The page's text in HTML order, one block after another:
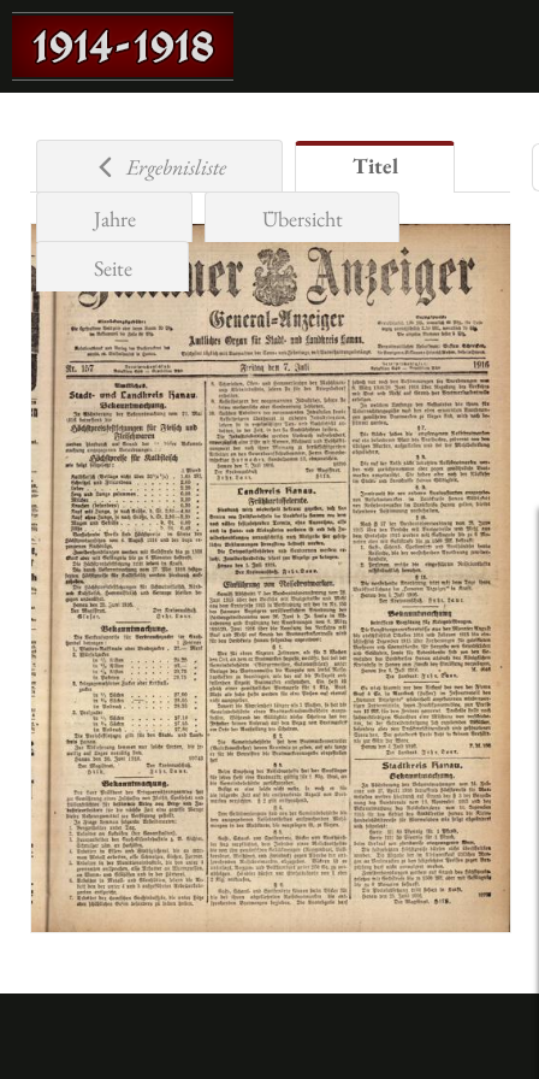
Ergebnisliste
Titel
Jahre
Übersicht
Seite